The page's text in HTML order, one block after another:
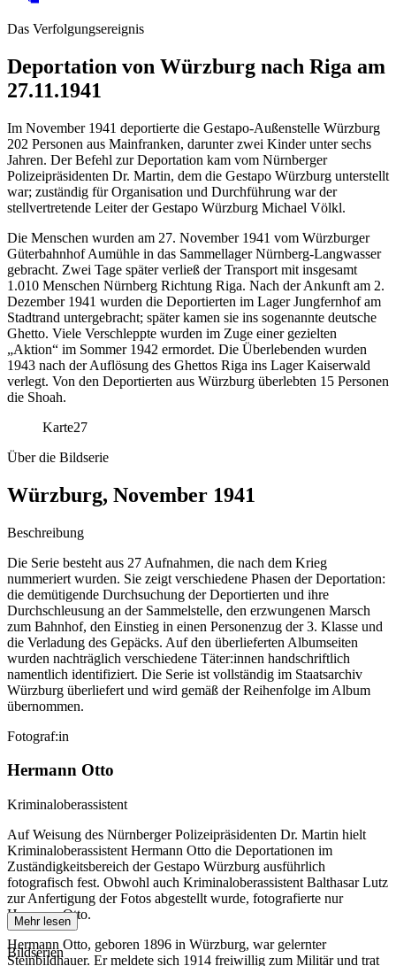
Das Verfolgungsereignis
Deportation von Würzburg nach Riga am
27.11.1941
Im November 1941 deportierte die Gestapo-Außenstelle Würzburg
202 Personen aus Mainfranken, darunter zwei Kinder unter sechs
Jahren. Der Befehl zur Deportation kam vom Nürnberger
Polizeipräsidenten Dr. Martin, dem die Gestapo Würzburg unterstellt
war; zuständig für Organisation und Durchführung war der
stellvertretende Leiter der Gestapo Würzburg Michael Völkl.
Die Menschen wurden am 27. November 1941 vom Würzburger
Güterbahnhof Aumühle in das Sammellager Nürnberg-Langwasser
gebracht. Zwei Tage später verließ der Transport mit insgesamt
1.010 Menschen Nürnberg Richtung Riga. Nach der Ankunft am 2.
Dezember 1941 wurden die Deportierten im Lager Jungfernhof am
Stadtrand untergebracht; später kamen sie ins sogenannte deutsche
Ghetto. Viele Verschleppte wurden im Zuge einer gezielten
„Aktion“ im Sommer 1942 ermordet. Die Überlebenden wurden
1943 nach der Auflösung des Ghettos Riga ins Lager Kaiserwald
verlegt. Von den Deportierten aus Würzburg überlebten 15 Personen
die Shoah.
Karte27
Über die Bildserie
Würzburg, November 1941
Beschreibung
Die Serie besteht aus 27 Aufnahmen, die nach dem Krieg
nummeriert wurden. Sie zeigt verschiedene Phasen der Deportation:
die demütigende Durchsuchung der Deportierten und ihre
Durchschleusung an der Sammelstelle, den erzwungenen Marsch
zum Bahnhof, den Einstieg in einen Personenzug der 3. Klasse und
die Verladung des Gepäcks. Auf den überlieferten Albumseiten
wurden nachträglich verschiedene Täter:innen handschriftlich
namentlich identifiziert. Die Serie ist vollständig im Staatsarchiv
Würzburg überliefert und wird gemäß der Reihenfolge im Album
übernommen.
Fotograf:in
Hermann Otto
Kriminaloberassistent
Auf Weisung des Nürnberger Polizeipräsidenten Dr. Martin hielt
Kriminaloberassistent Hermann Otto die Deportationen im
Zuständigkeitsbereich der Gestapo Würzburg ausführlich
fotografisch fest. Obwohl auch Kriminaloberassistent Balthasar Lutz
zur Anfertigung der Fotos abgestellt wurde, fotografierte nur
Hermann Otto.
Hermann Otto, geboren 1896 in Würzburg, war gelernter
Steinbildhauer. Er meldete sich 1914 freiwillig zum Militär und trat
Mehr lesen
Bildserien